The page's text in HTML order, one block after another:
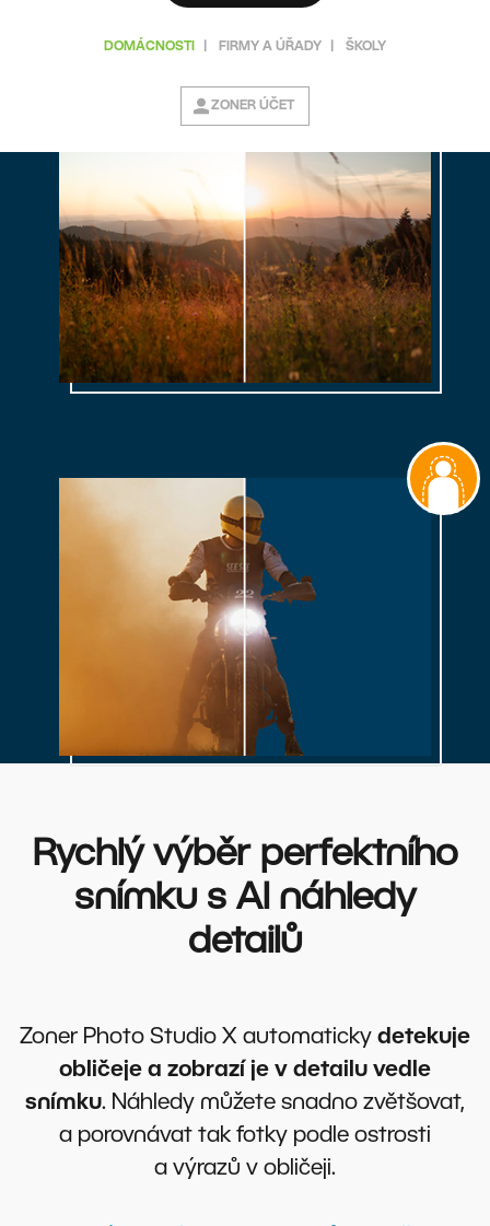
DOMÁCNOSTI FIRMY A ÚŘADY ŠKOLY
ZONER ÚČET
Rychlý výběr perfektního
snímku s AI náhledy
detailů
Zoner Photo Studio X automaticky detekuje
obličeje a zobrazí je v detailu vedle
snímku. Náhledy můžete snadno zvětšovat,
a porovnávat tak fotky podle ostrosti
a výrazů v obličeji.